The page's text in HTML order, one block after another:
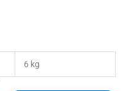
6 kg